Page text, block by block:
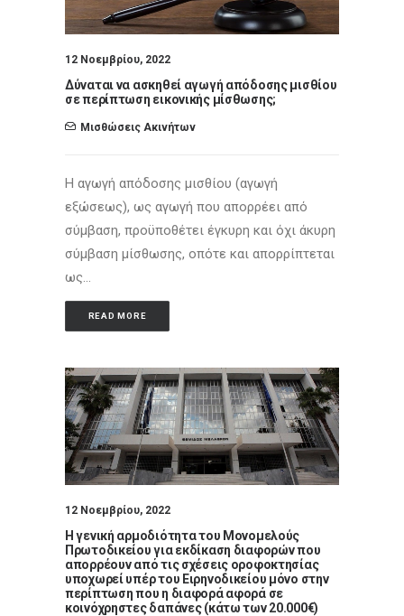
12 Νοεμβρίου, 2022
Δύναται να ασκηθεί αγωγή απόδοσης μισθίου
σε περίπτωση εικονικής μίσθωσης;
Μισθώσεις Ακινήτων
Η αγωγή απόδοσης μισθίου (αγωγή
εξώσεως), ως αγωγή που απορρέει από
σύμβαση, προϋποθέτει έγκυρη και όχι άκυρη
σύμβαση μίσθωσης, οπότε και απορρίπτεται
ως…
READ MORE
12 Νοεμβρίου, 2022
Η γενική αρμοδιότητα του Μονομελούς
Πρωτοδικείου για εκδίκαση διαφορών που
απορρέουν από τις σχέσεις οροφοκτησίας
υποχωρεί υπέρ του Ειρηνοδικείου μόνο στην
περίπτωση που η διαφορά αφορά σε
κοινόχρηστες δαπάνες (κάτω των 20.000€)